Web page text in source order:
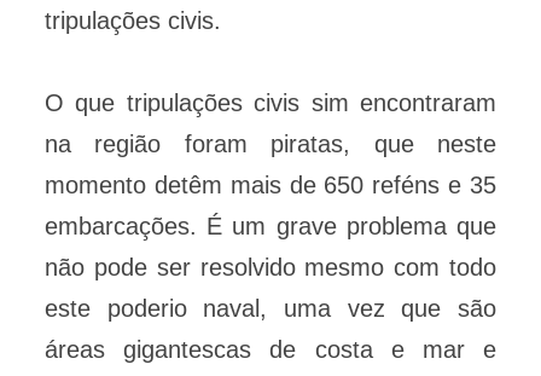
tripulações civis.
O que tripulações civis sim encontraram
na região foram piratas, que neste
momento detêm mais de 650 reféns e 35
embarcações. É um grave problema que
não pode ser resolvido mesmo com todo
este poderio naval, uma vez que são
áreas gigantescas de costa e mar e